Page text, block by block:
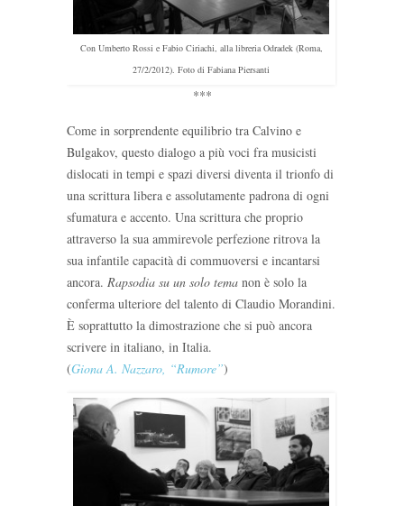
Con Umberto Rossi e Fabio Ciriachi, alla libreria Odradek (Roma,
27/2/2012). Foto di Fabiana Piersanti
***
Come in sorprendente equilibrio tra Calvino e
Bulgakov, questo dialogo a più voci fra musicisti
dislocati in tempi e spazi diversi diventa il trionfo di
una scrittura libera e assolutamente padrona di ogni
sfumatura e accento. Una scrittura che proprio
attraverso la sua ammirevole perfezione ritrova la
sua infantile capacità di commuoversi e incantarsi
ancora. Rapsodia su un solo tema non è solo la
conferma ulteriore del talento di Claudio Morandini.
È soprattutto la dimostrazione che si può ancora
scrivere in italiano, in Italia.
(Giona A. Nazzaro, “Rumore”)